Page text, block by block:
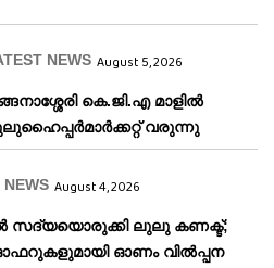
NEWS August 5, 2026
കെ.ജി.എ മാളിൽ
വരുന്നു
NEWS August 4, 2026
സദ്യയൊരുക്കി ലുലു കണക്ട്;
ഓണം വിൽപ്പന